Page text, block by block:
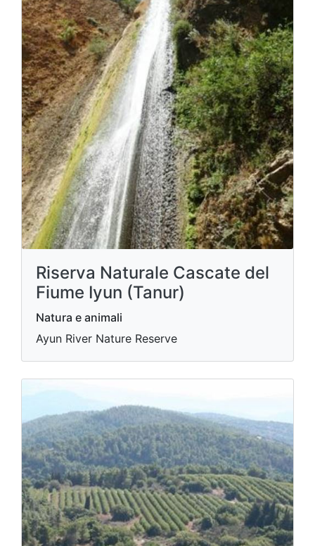
Riserva Naturale Cascate del
Fiume Iyun (Tanur)
Natura e animali
Ayun River Nature Reserve